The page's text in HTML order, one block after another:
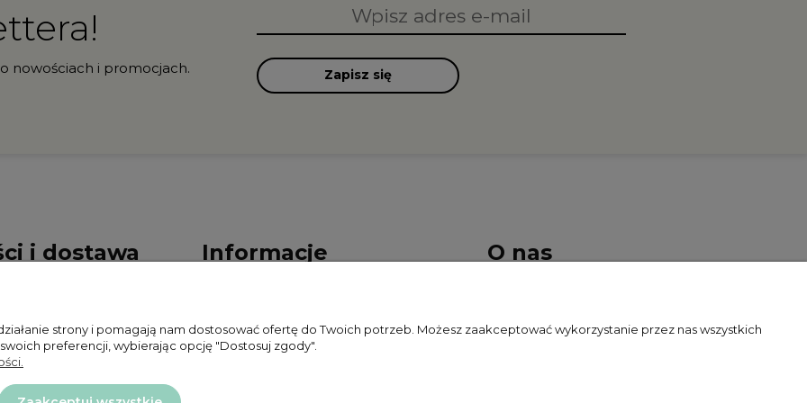
nowościach i promocjach. Zapisz się
i dostawa
dostawy
Informacje
Zwroty i reklamacje
O nas
O firmie
strony i pomagają nam dostosować ofertę do Twoich potrzeb. Możesz zaakceptować wykorzystanie przez nas wszystkich
preferencji, wybierając opcję "Dostosuj zgody".